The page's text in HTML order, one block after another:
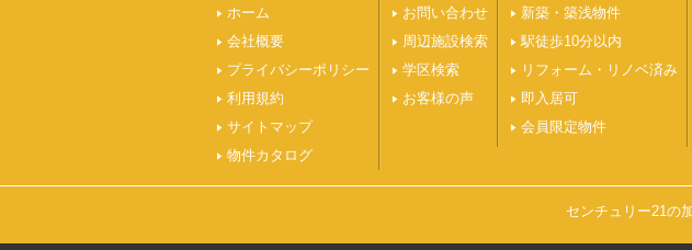
ホーム
会社概要
プライバシーポリシー
利用規約
サイトマップ
物件カタログ
お問い合わせ
周辺施設検索
学区検索
お客様の声
新築・築浅物件
駅徒歩10分以内
リフォーム・リノベ済み
即入居可
会員限定物件
センチュリー21の